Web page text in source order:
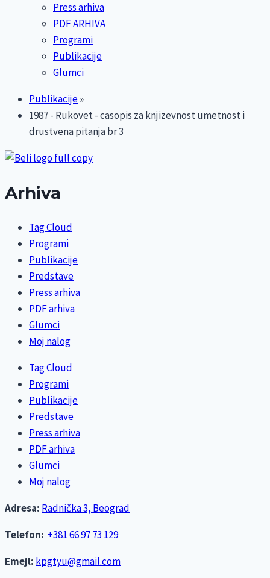
Press arhiva
PDF ARHIVA
Programi
Publikacije
Glumci
Publikacije»
1987 - Rukovet - casopis za knjizevnost umetnost i
drustvena pitanja br 3
Arhiva
Tag Cloud
Programi
Publikacije
Predstave
Press arhiva
PDF arhiva
Glumci
Moj nalog
Tag Cloud
Programi
Publikacije
Predstave
Press arhiva
PDF arhiva
Glumci
Moj nalog
Adresa: Radnička 3, Beograd
Telefon: +381 66 97 73 129
Emejl: kpgtyu@gmail.com